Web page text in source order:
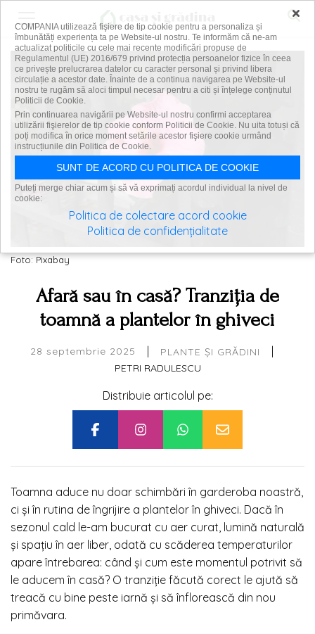
Foto: Pixabay
Afară sau în casă? Tranziția de
toamnă a plantelor în ghiveci
28 septembrie 2025 | PLANTE ȘI GRĂDINI |
PETRI RADULESCU
Distribuie articolul pe:
Toamna aduce nu doar schimbări în garderoba noastră,
ci și în rutina de îngrijire a plantelor în ghiveci. Dacă în
sezonul cald le-am bucurat cu aer curat, lumină naturală
și spațiu în aer liber, odată cu scăderea temperaturilor
apare întrebarea: când și cum este momentul potrivit să
le aducem în casă? O tranziție făcută corect le ajută să
treacă cu bine peste iarnă și să înflorească din nou
primăvara.
×
COMPANIA utilizează fişiere de tip cookie pentru a personaliza și
îmbunătăți experiența ta pe Website-ul nostru. Te informăm că ne-am
actualizat politicile cu cele mai recente modificări propuse de
Regulamentul (UE) 2016/679 privind protecția persoanelor fizice în ceea
ce privește prelucrarea datelor cu caracter personal și privind libera
circulație a acestor date. Înainte de a continua navigarea pe Website-ul
nostru te rugăm să aloci timpul necesar pentru a citi și înțelege conținutul
Politicii de Cookie.
Prin continuarea navigării pe Website-ul nostru confirmi acceptarea
utilizării fişierelor de tip cookie conform Politicii de Cookie. Nu uita totuși că
poți modifica în orice moment setările acestor fişiere cookie urmând
instrucțiunile din Politica de Cookie.
SUNT DE ACORD CU POLITICA DE COOKIE
Puteți merge chiar acum și să vă exprimați acordul individual la nivel de
cookie:
Politica de colectare acord cookie
Politica de confidențialitate